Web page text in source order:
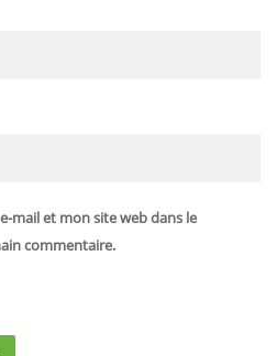
mail et mon site web dans le
commentaire.